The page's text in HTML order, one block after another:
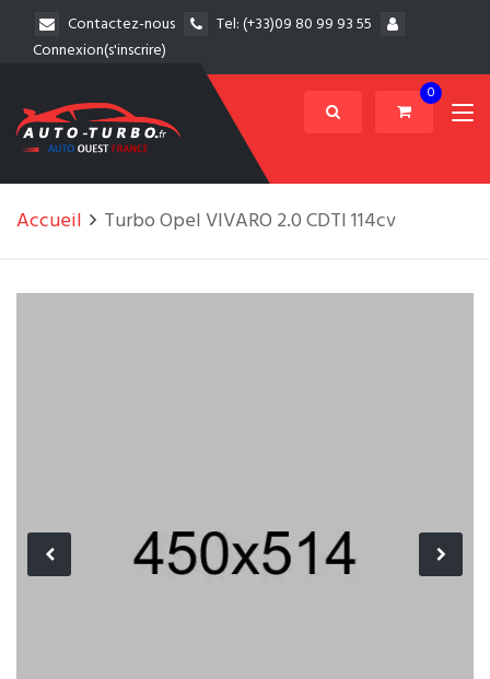
Contactez-nous Tel:(+33)09 80 99 93 55
Connexion(s'inscrire)
0
Accueil Turbo Opel VIVARO 2.0 CDTI 114cv